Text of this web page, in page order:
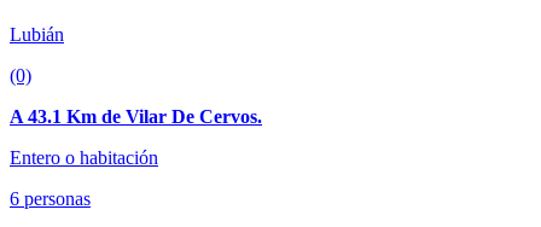
Lubián
(0)
A 43.1 Km de Vilar De Cervos.
Entero o habitación
6 personas